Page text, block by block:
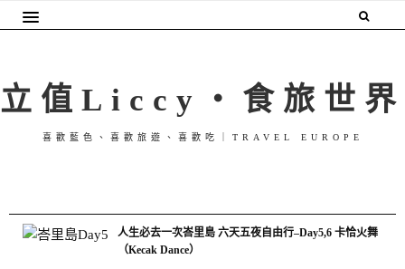
立值Liccy・食旅世界
喜歡藍色、喜歡旅遊、喜歡吃｜TRAVEL EUROPE
人生必去一次峇里島 六天五夜自由行–Day5,6 卡恰火舞
（Kecak Dance）